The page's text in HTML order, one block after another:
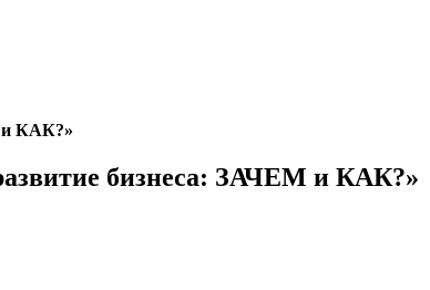
и КАК?»
бизнеса: ЗАЧЕМ и КАК?»